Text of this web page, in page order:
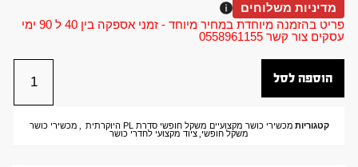
מדיניות משלוחים
פריט בהזמנה מיוחדת במחיר מיוחד - זמני אספקה בין 40 ל 90 ימי
עסקים צור קשר 0558961155
הוספה לסל
קטגוריות מכשירי כושר מקצועיים משקל חופשי סדרת PL היוקרתית , מכשירי כושר
משקל חופשי,ציוד מקצועי לחדרי כושר